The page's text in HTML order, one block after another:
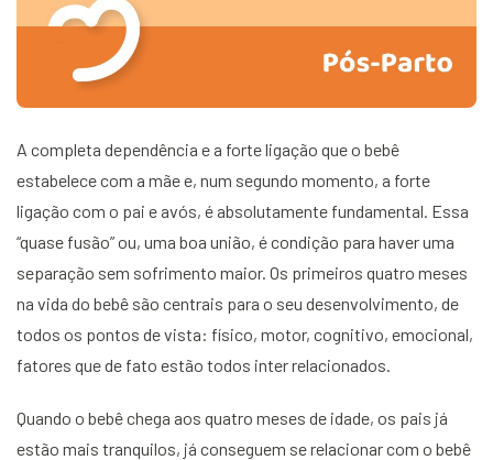
A completa dependência e a forte ligação que o bebê
estabelece com a mãe e, num segundo momento, a forte
ligação com o pai e avós, é absolutamente fundamental. Essa
“quase fusão” ou, uma boa união, é condição para haver uma
separação sem sofrimento maior. Os primeiros quatro meses
na vida do bebê são centrais para o seu desenvolvimento, de
todos os pontos de vista: físico, motor, cognitivo, emocional,
fatores que de fato estão todos inter relacionados.
Quando o bebê chega aos quatro meses de idade, os pais já
estão mais tranquilos, já conseguem se relacionar com o bebê